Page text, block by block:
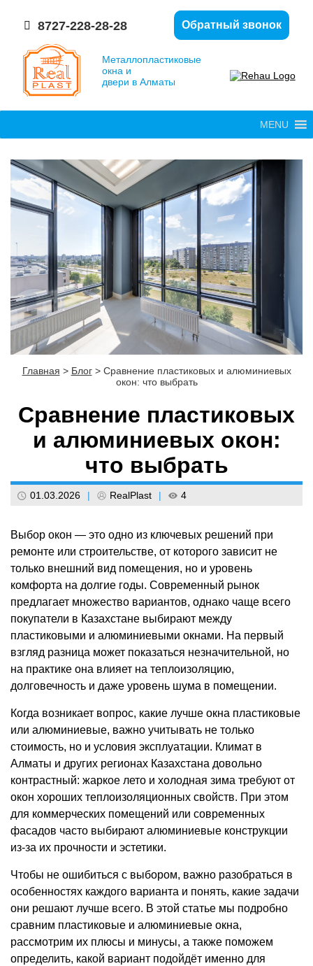
Обратный звонок
8727-228-28-28
Металлопластиковые
окна и
двери в Алматы
MENU
Главная > Блог> Сравнение пластиковых и алюминиевых
окон: что выбрать
Сравнение пластиковых
и алюминиевых окон:
что выбрать
01.03.2026 | RealPlast | 4
Выбор окон — это одно из ключевых решений при
ремонте или строительстве, от которого зависит не
только внешний вид помещения, но и уровень
комфорта на долгие годы. Современный рынок
предлагает множество вариантов, однако чаще всего
покупатели в Казахстане выбирают между
пластиковыми и алюминиевыми окнами. На первый
взгляд разница может показаться незначительной, но
на практике она влияет на теплоизоляцию,
долговечность и даже уровень шума в помещении.
Когда возникает вопрос, какие лучше окна пластиковые
или алюминиевые, важно учитывать не только
стоимость, но и условия эксплуатации. Климат в
Алматы и других регионах Казахстана довольно
контрастный: жаркое лето и холодная зима требуют от
окон хороших теплоизоляционных свойств. При этом
для коммерческих помещений или современных
фасадов часто выбирают алюминиевые конструкции
из-за их прочности и эстетики.
Чтобы не ошибиться с выбором, важно разобраться в
особенностях каждого варианта и понять, какие задачи
они решают лучше всего. В этой статье мы подробно
сравним пластиковые и алюминиевые окна,
рассмотрим их плюсы и минусы, а также поможем
определить, какой вариант подойдёт именно для